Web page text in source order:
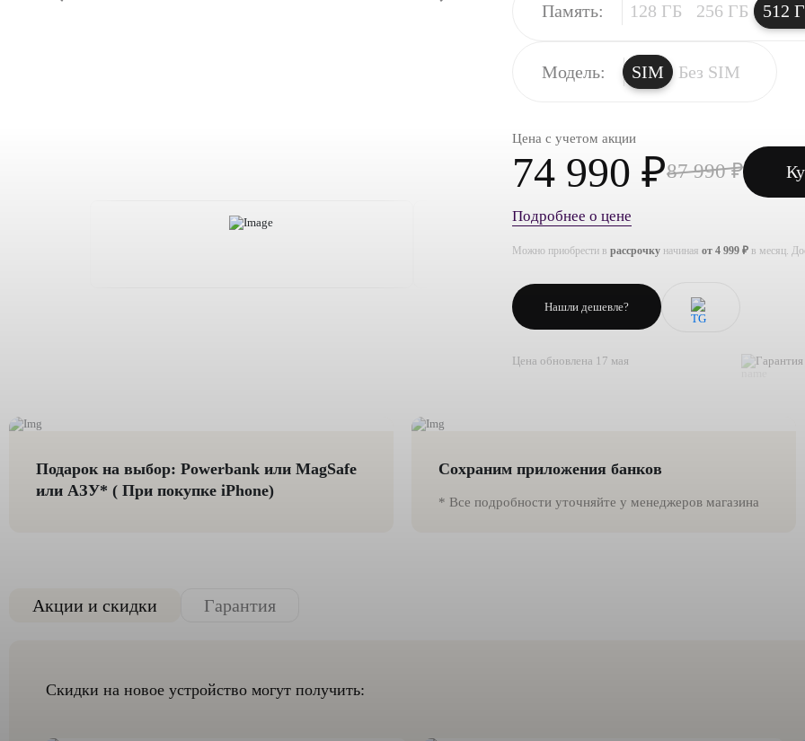
Память: 128 ГБ 256 ГБ 512
Модель: SIM Без SIM
Цена с учетом акции
74 990 ₽87 990 ₽
Подробнее о цене
Можно приобрести в рассрочку начиная от 4 999 ₽ в месяц.
Нашли дешевле?
Цена обновлена 17 мая Гарантия
Подарок на выбор: Powerbank или MagSafe
или AЗУ* ( При покупке iPhone)
Сохраним приложения банков
* Все подробности уточняйте у менеджеров магазина
Акции и скидки Гарантия
Скидки на новое устройство могут получить: